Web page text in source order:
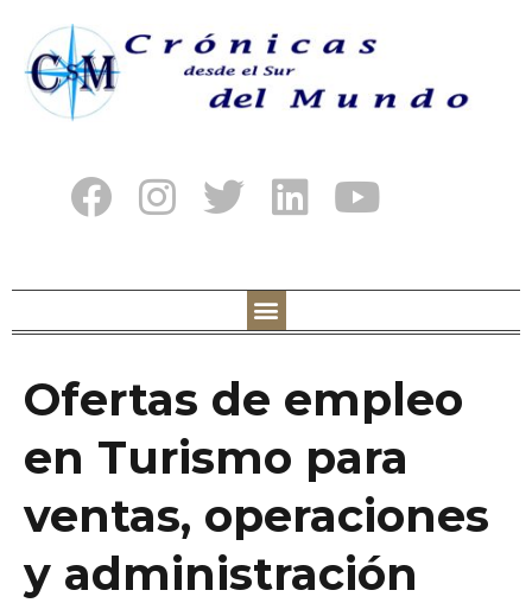
Ofertas de empleo
en Turismo para
ventas, operaciones
y administración